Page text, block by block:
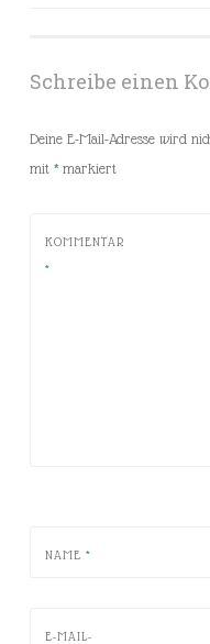
Schreibe einen
Deine E-Mail-Adresse wird
mit *markiert
KOMMENTAR
*
NAME *
E-MAIL-